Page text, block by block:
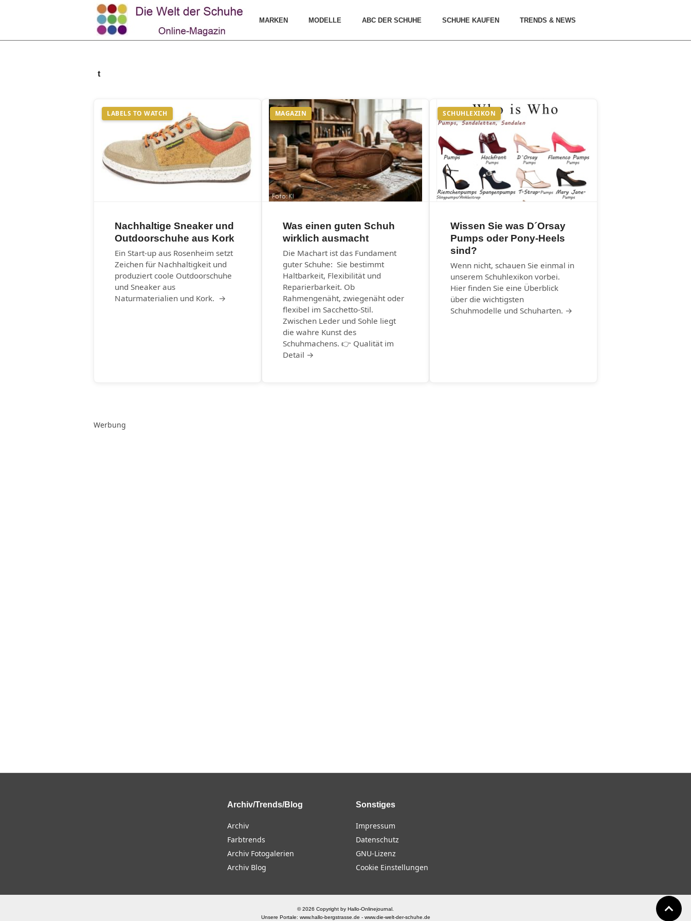
MARKEN MODELLE ABC DER SCHUHE SCHUHE KAUFEN TRENDS & NEWS
t
LABELS TO WATCH
Nachhaltige Sneaker und
Outdoorschuhe aus Kork
Ein Start-up aus Rosenheim setzt
Zeichen für Nachhaltigkeit und
produziert coole Outdoorschuhe
und Sneaker aus
Naturmaterialien und Kork. →
MAGAZIN
Was einen guten Schuh
wirklich ausmacht
Die Machart ist das Fundament
guter Schuhe: Sie bestimmt
Haltbarkeit, Flexibilität und
Reparierbarkeit. Ob
Rahmengenäht, zwiegenäht oder
flexibel im Sacchetto-Stil.
Zwischen Leder und Sohle liegt
die wahre Kunst des
Schuhmachens. 👉 Qualität im
Detail →
SCHUHLEXIKON
Wissen Sie was D´Orsay
Pumps oder Pony-Heels
sind?
Wenn nicht, schauen Sie einmal in
unserem Schuhlexikon vorbei.
Hier finden Sie eine Überblick
über die wichtigsten
Schuhmodelle und Schuharten. →
Werbung
Archiv/Trends/Blog
Archiv
Farbtrends
Archiv Fotogalerien
Archiv Blog
Sonstiges
Impressum
Datenschutz
GNU-Lizenz
Cookie Einstellungen
© 2026 Copyright by Hallo-Onlinejournal.
Unsere Portale: www.hallo-bergstrasse.de - www.die-welt-der-schuhe.de